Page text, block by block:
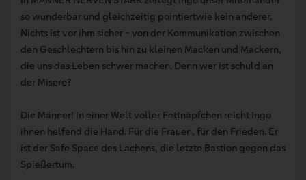
so wunderbar und gleichzeitig pointiertwie kein anderer.
Nichts ist vor ihm sicher - von der Kommunikation zwischen
den Geschlechtern bis hin zu kleinen Macken und Mackern,
die uns das Leben schwer machen. Denn wer ist schuld an
der Misere?
Die Männer! In einer Welt voller Fettnäpfchen reicht Ingo
ihnen helfend die Hand. Für die Frauen, für den Frieden. Er
ist der Safe Space des Lachens, die letzte Bastion gegen das
Spießertum.